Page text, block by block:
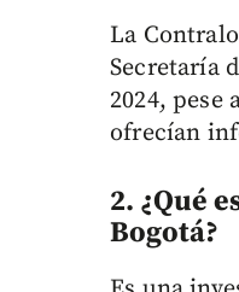
La
Secretaría
2024,
ofrecían
2. ¿Qué
Bogotá?